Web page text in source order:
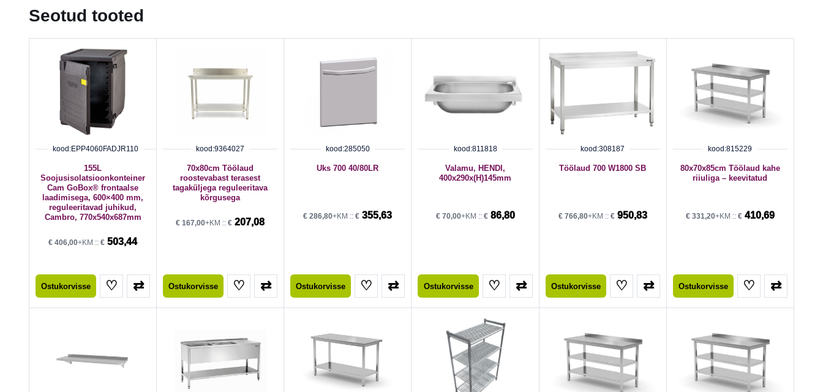
Seotud tooted
kood:EPP4060FADJR110
155L
Soojusisolatsioonkonteiner
Cam GoBox® frontaalse
laadimisega, 600×400 mm,
reguleeritavad juhikud,
Cambro, 770x540x687mm
€ 406,00+KM :: € 503,44
Ostukorvisse ♡ ⇄
kood:9364027
70x80cm Töölaud
roostevabast terasest
tagaküljega reguleeritava
kõrgusega
€ 167,00+KM :: € 207,08
Ostukorvisse ♡ ⇄
kood:285050
Uks 700 40/80LR
€ 286,80+KM :: € 355,63
Ostukorvisse ♡ ⇄
kood:811818
Valamu, HENDI,
400x290x(H)145mm
€70,00+KM :: €86,80
Ostukorvisse ♡ ⇄
kood:308187
Töölaud 700 W1800 SB
€766,80+KM :: €950,83
Ostukorvisse ♡ ⇄
kood:815229
80x70x85cm Töölaud kahe
riiuliga – keevitatud
€331,20+KM :: €410,69
Ostukorvisse ♡ ⇄